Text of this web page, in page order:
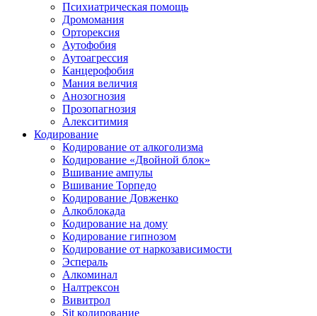
Психиатрическая помощь
Дромомания
Орторексия
Аутофобия
Аутоагрессия
Канцерофобия
Мания величия
Анозогнозия
Прозопагнозия
Алекситимия
Кодирование
Кодирование от алкоголизма
Кодирование «Двойной блок»
Вшивание ампулы
Вшивание Торпедо
Кодирование Довженко
Алкоблокада
Кодирование на дому
Кодирование гипнозом
Кодирование от наркозависимости
Эспераль
Алкоминал
Налтрексон
Вивитрол
Sit кодирование